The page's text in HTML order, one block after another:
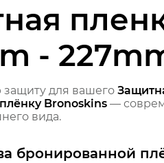
-
для вашего
Bronoskins —
вида.
бронированной